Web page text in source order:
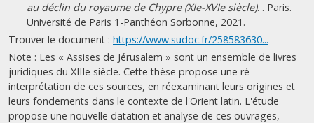
au déclin du royaume de Chypre (XIe-XVIe siècle). . Paris.
Université de Paris 1-Panthéon Sorbonne, 2021.
Trouver le document : https://www.sudoc.fr/258583630...
Note : Les « Assises de Jérusalem » sont un ensemble de livres
juridiques du XIIIe siècle. Cette thèse propose une ré-
interprétation de ces sources, en réexaminant leurs origines et
leurs fondements dans le contexte de l'Orient latin. L'étude
propose une nouvelle datation et analyse de ces ouvrages,